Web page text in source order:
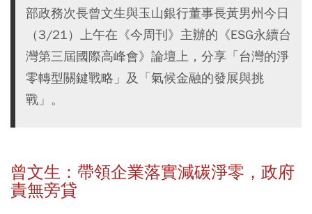
部政務次長曾文生與玉山銀行董事長黃男州今日
（3/21）上午在《今周刊》主辦的《ESG永續台
灣第三屆國際高峰會》論壇上，分享「台灣的淨
零轉型關鍵戰略」及「氣候金融的發展與挑
戰」。
曾文生：帶領企業落實減碳淨零，政府
責無旁貸